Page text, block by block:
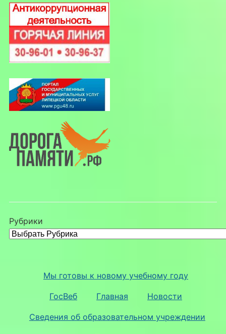
Рубрики
Мы готовы к новому учебному году
ГосВеб Главная Новости
Сведения об образовательном учреждении